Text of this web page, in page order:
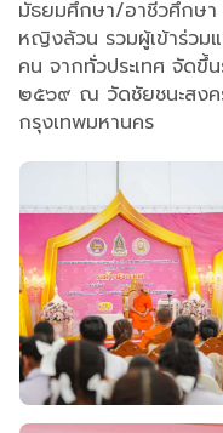
มัธยมศึกษา/อาชีวศึกษา
หญิงล้วน รวมผู้เข้าร่ว
คน จากทั่วประเทศ จัด
๒๕๖๙ ณ วัดชัยชนะสงค
กรุงเทพมหานคร